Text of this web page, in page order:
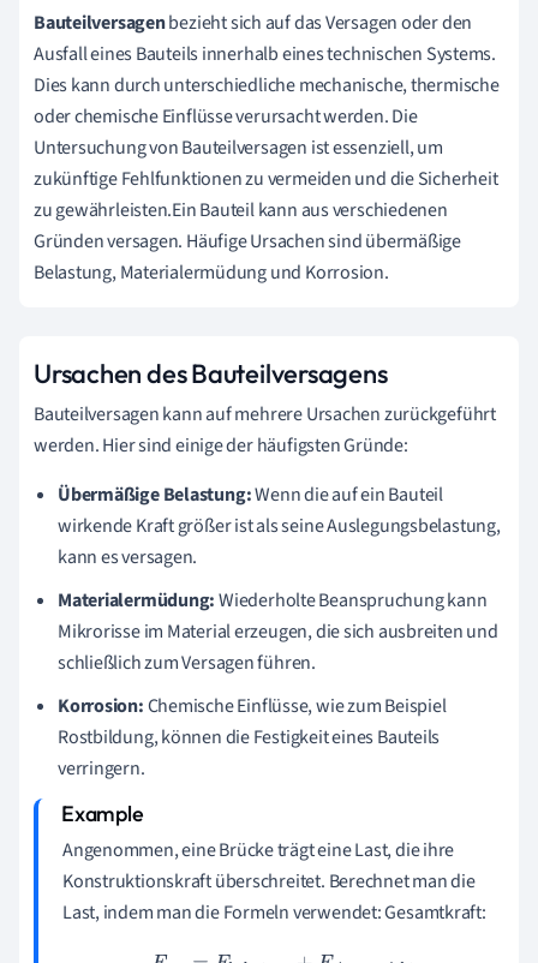
Bauteilversagenbezieht sich auf das Versagen oder den
Ausfall eines Bauteils innerhalb eines technischen Systems.
Dies kann durch unterschiedliche mechanische, thermische
oder chemische Einflüsse verursacht werden. Die
Untersuchung von Bauteilversagen ist essenziell, um
zukünftige Fehlfunktionen zu vermeiden und die Sicherheit
zu gewährleisten.Ein Bauteil kann aus verschiedenen
Gründen versagen. Häufige Ursachen sind übermäßige
Belastung, Materialermüdung und Korrosion.
Ursachen des Bauteilversagens
Bauteilversagen kann auf mehrere Ursachen zurückgeführt
werden. Hier sind einige der häufigsten Gründe:
Übermäßige Belastung:Wenn die auf ein Bauteil
wirkende Kraft größer ist als seine Auslegungsbelastung,
kann es versagen.
Materialermüdung:Wiederholte Beanspruchung kann
Mikrorisse im Material erzeugen, die sich ausbreiten und
schließlich zum Versagen führen.
Korrosion:Chemische Einflüsse, wie zum Beispiel
Rostbildung, können die Festigkeit eines Bauteils
verringern.
Angenommen, eine Brücke trägt eine Last, die ihre
Konstruktionskraft überschreitet. Berechnet man die
Last, indem man die Formeln verwendet: Gesamtkraft: